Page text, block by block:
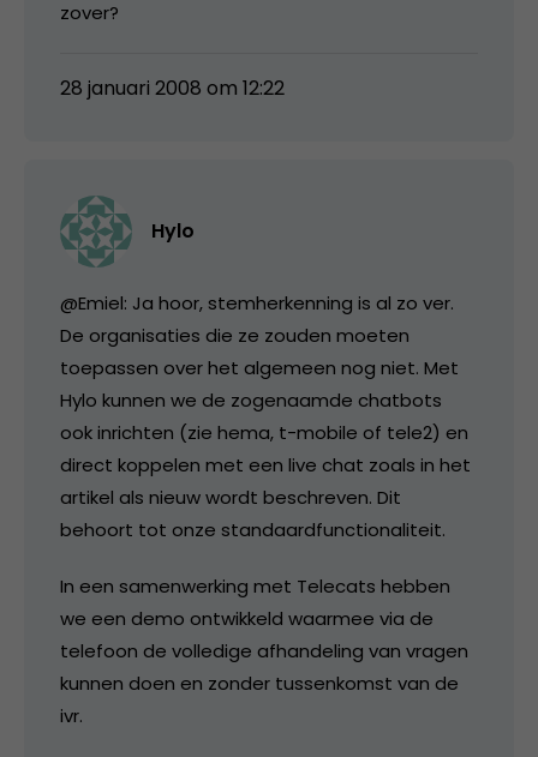
zover?
28 januari 2008 om 12:22
Hylo
@Emiel: Ja hoor, stemherkenning is al zo ver.
De organisaties die ze zouden moeten
toepassen over het algemeen nog niet. Met
Hylo kunnen we de zogenaamde chatbots
ook inrichten (zie hema, t-mobile of tele2) en
direct koppelen met een live chat zoals in het
artikel als nieuw wordt beschreven. Dit
behoort tot onze standaardfunctionaliteit.
In een samenwerking met Telecats hebben
we een demo ontwikkeld waarmee via de
telefoon de volledige afhandeling van vragen
kunnen doen en zonder tussenkomst van de
ivr.